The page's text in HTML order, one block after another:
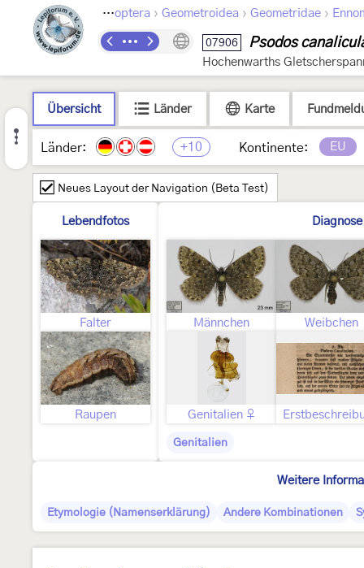
Lepidoptera › Geometroidea › Geometridae ›
07906 Psodos
Hochenwarths
Übersicht Länder Karte
Länder: +10 Kontinente: EU
Neues Layout der Navigation (Beta Test)
Lebendfotos
Falter
Raupen
Diagnose
Männchen Weibchen
Genitalien ♀
Genitalien
Weitere
Etymologie (Namenserklärung) Andere Kombinationen